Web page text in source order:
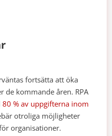
fortsätta att öka
de kommande åren. RPA
80 % av uppgifterna inom
otroliga möjligheter
organisationer.